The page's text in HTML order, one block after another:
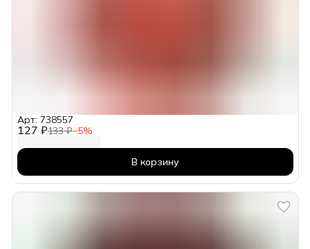
127 ₽133 ₽−5%
Арт: 738557
В корзину